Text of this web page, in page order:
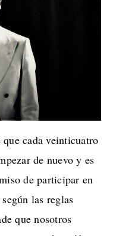
que cada veinticuatro
de nuevo y es
de participar en
las reglas
que nosotros